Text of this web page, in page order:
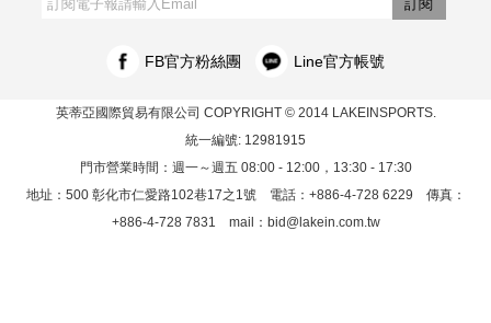
訂閱
FB官方粉絲團 Line官方帳號
英蒂亞國際貿易有限公司 COPYRIGHT © 2014 LAKEINSPORTS.
統一編號: 12981915
門市營業時間：週一～週五 08:00 - 12:00，13:30 - 17:30
地址：500 彰化市仁愛路102巷17之1號 電話：+886-4-728 6229 傳真：
+886-4-728 7831 mail： bid@lakein.com.tw